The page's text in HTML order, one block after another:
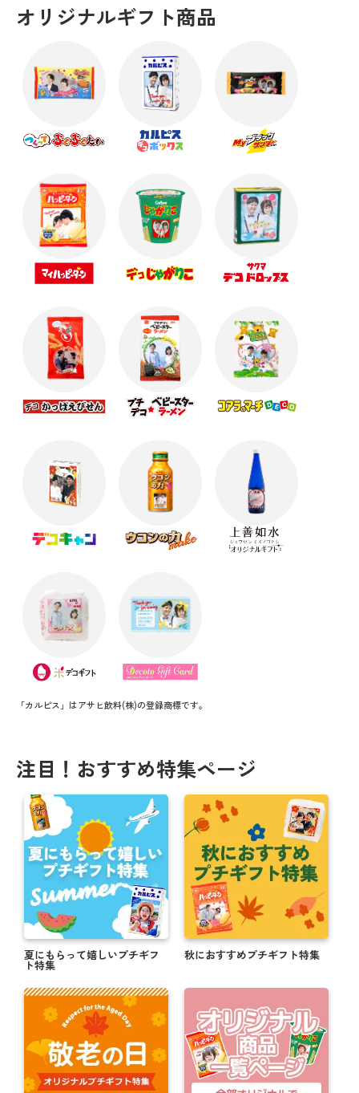
オリジナルギフト商品
「カルピス」はアサヒ飲料(株)の登録商標です。
注目！おすすめ特集ページ
夏にもらって嬉しいプチギフ
ト特集
秋におすすめプチギフト特集